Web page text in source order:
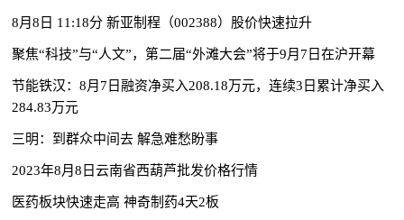
8月8日 11:18分 新亚制程（002388）股价快速拉升
聚焦“科技”与“人文”，第二届“外滩大会”将于9月7日在沪开幕
节能铁汉：8月7日融资净买入208.18万元，连续3日累计净买入
284.83万元
三明：到群众中间去 解急难愁盼事
2023年8月8日云南省西葫芦批发价格行情
医药板块快速走高 神奇制药4天2板